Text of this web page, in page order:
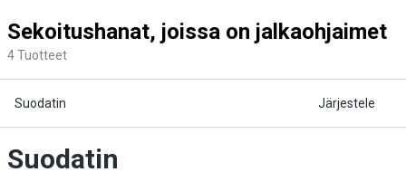
Sekoitushanat, joissa on jalkaohjaimet
4Tuotteet
Suodatin Järjestele
Suodatin